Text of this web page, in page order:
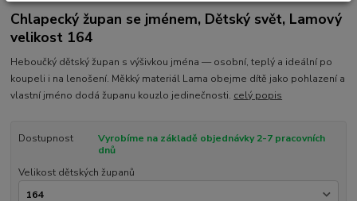
Chlapecký župan se jménem, Dětský svět, Lamový
velikost 164
Heboučký dětský župan s výšivkou jména — osobní, teplý a ideální po
koupeli i na lenošení. Měkký materiál Lama obejme dítě jako pohlazení a
vlastní jméno dodá županu kouzlo jedinečnosti. celý popis
Dostupnost
Vyrobíme na základě objednávky 2-7 pracovních
dnů
Velikost dětských županů